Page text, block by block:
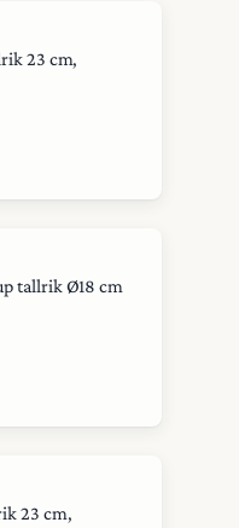
23 cm,
tallrik Ø18 cm
23 cm,